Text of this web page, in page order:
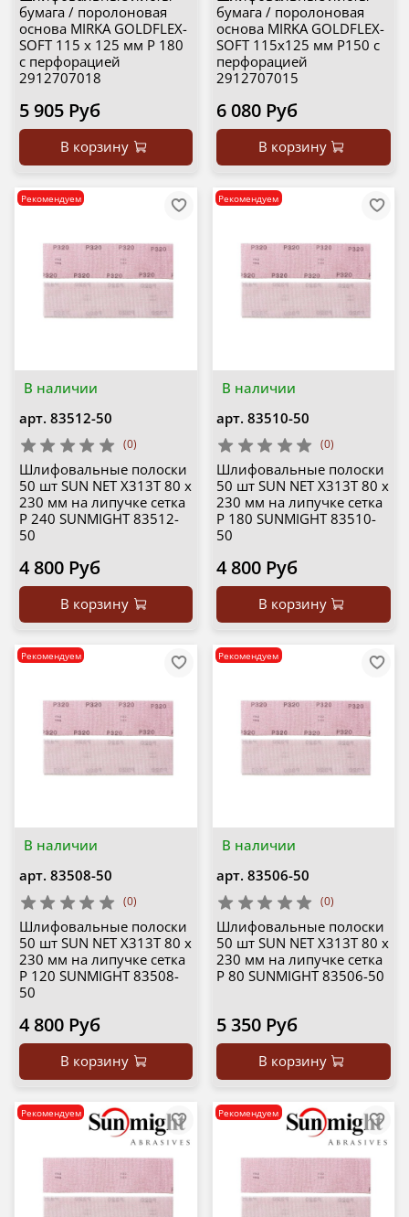
бумага / поролоновая
основа MIRKA GOLDFLEX-
SOFT 115 x 125 мм P 180
с перфорацией
2912707018
5 905 Руб
В корзину
бумага / поролоновая
основа MIRKA GOLDFLEX-
SOFT 115x125 мм P150 с
перфорацией
2912707015
6 080 Руб
В корзину
В наличии
Рекомендуем
арт. 83512-50
(0)
Шлифовальные полоски
50 шт SUN NET X313T 80 х
230 мм на липучке сетка
P 240 SUNMIGHT 83512-
50
4 800 Руб
В корзину
В наличии
Рекомендуем
арт. 83510-50
(0)
Шлифовальные полоски
50 шт SUN NET X313T 80 х
230 мм на липучке сетка
P 180 SUNMIGHT 83510-
50
4 800 Руб
В корзину
В наличии
Рекомендуем
арт. 83508-50
(0)
Шлифовальные полоски
50 шт SUN NET X313T 80 х
230 мм на липучке сетка
P 120 SUNMIGHT 83508-
50
4 800 Руб
В корзину
В наличии
Рекомендуем
арт. 83506-50
(0)
Шлифовальные полоски
50 шт SUN NET X313T 80 х
230 мм на липучке сетка
P 80 SUNMIGHT 83506-50
5 350 Руб
В корзину
Рекомендуем Рекомендуем